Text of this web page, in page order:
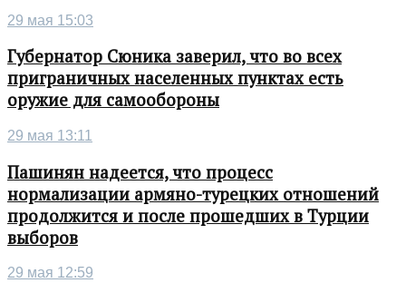
29 мая 15:03
Губернатор Сюника заверил, что во всех
приграничных населенных пунктах есть
оружие для самообороны
29 мая 13:11
Пашинян надеется, что процесс
нормализации армяно-турецких отношений
продолжится и после прошедших в Турции
выборов
29 мая 12:59